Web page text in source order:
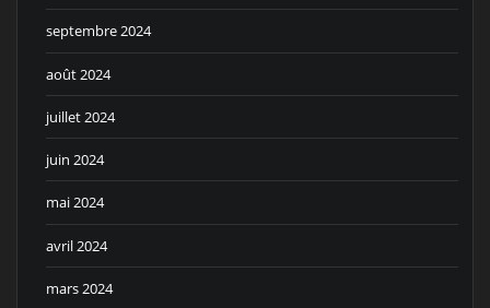
septembre 2024
août 2024
juillet 2024
juin 2024
mai 2024
avril 2024
mars 2024